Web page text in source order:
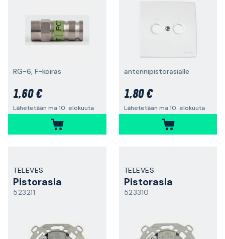
RG-6, F-koiras
1,60 €
Lähetetään ma 10. elokuuta
antennipistorasialle
1,80 €
Lähetetään ma 10. elokuuta
TELEVES
Pistorasia
523211
TELEVES
Pistorasia
523310